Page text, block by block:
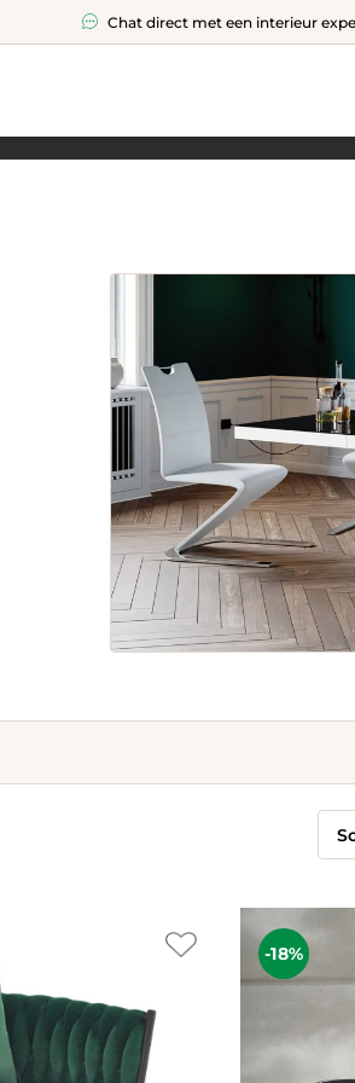
Chat direct met een interieur
-18%